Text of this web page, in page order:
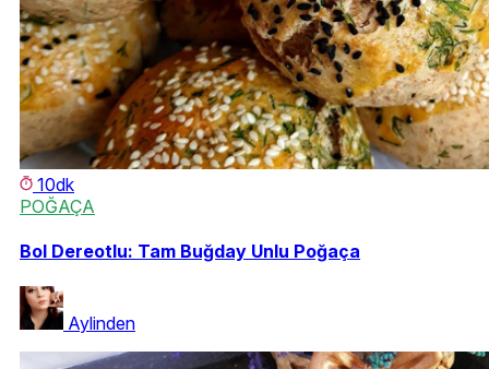
10dk
POĞAÇA
Bol Dereotlu: Tam Buğday Unlu Poğaça
Aylinden